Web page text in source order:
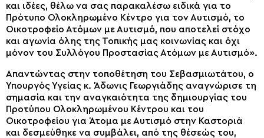
και ιδέες, θέλω να σας παρακαλέσω ειδικά για το
Πρότυπο Ολοκληρωμένο Κέντρο για τον Αυτισμό, το
Οικοτροφείο Ατόμων με Αυτισμό, που αποτελεί στόχο
και αγωνία όλης της Τοπικής μας κοινωνίας και όχι
μόνον του Συλλόγου Προστασίας Ατόμων με Αυτισμό».
Απαντώντας στην τοποθέτηση του Σεβασμιωτάτου, ο
Υπουργός Υγείας κ. Άδωνις Γεωργιάδης αναγνώρισε τη
σημασία και την αναγκαιότητα της δημιουργίας του
Προτύπου Ολοκληρωμένου Κέντρου και του
Οικοτροφείου για Άτομα με Αυτισμό στην Καστοριά
και δεσμεύθηκε να συμβάλει, από της θέσεώς του,